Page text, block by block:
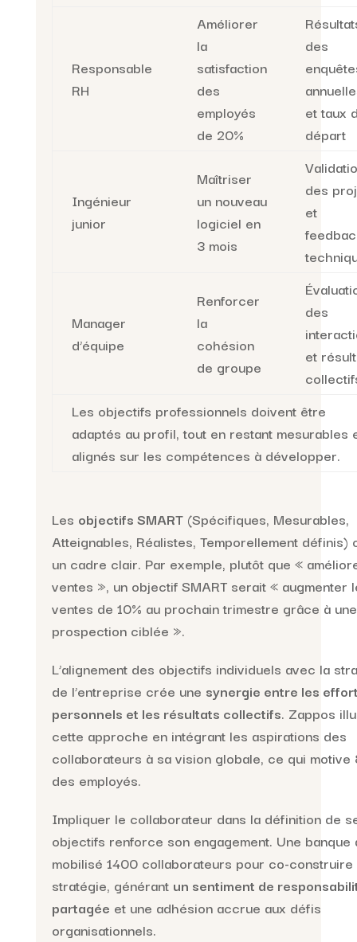
Responsable
RH
Améliorer
la
satisfaction
des
employés
de 20%
des
et taux
départ
Ingénieur
junior
Maîtriser
un nouveau
logiciel en
3 mois
des
et
Manager
d’équipe
Renforcer
la
cohésion
de groupe
des
et
Les objectifs professionnels doivent être
adaptés au profil, tout en restant mesurables
alignés sur les compétences à développer.
Les objectifs SMART(Spécifiques, Mesurables,
Atteignables, Réalistes, Temporellement définis)
un cadre clair. Par exemple, plutôt que «
ventes », un objectif SMART serait « augmenter
ventes de 10% au prochain trimestre grâce à une
prospection ciblée ».
L’alignement des objectifs individuels avec la
de l’entreprise crée une synergie entre les
personnels et les résultats collectifs. Zappos
cette approche en intégrant les aspirations des
collaborateurs à sa vision globale, ce qui motive
des employés.
Impliquer le collaborateur dans la définition de
objectifs renforce son engagement. Une banque
mobilisé 1400 collaborateurs pour co-construire
stratégie, générant un sentiment de
partagée et une adhésion accrue aux défis
organisationnels.